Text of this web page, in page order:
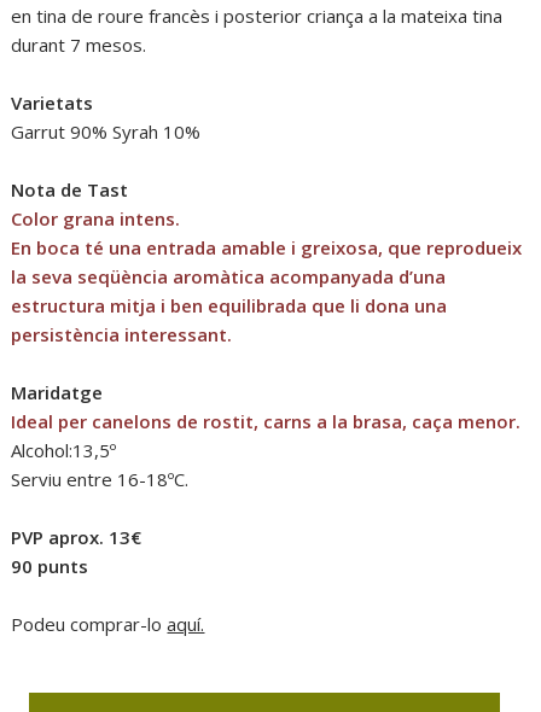
en tina de roure francès i posterior criança a la mateixa tina
durant 7 mesos.
Varietats
Garrut 90% Syrah 10%
Nota de Tast
Color grana intens.
En boca té una entrada amable i greixosa, que reprodueix
la seva seqüència aromàtica acompanyada d’una
estructura mitja i ben equilibrada que li dona una
persistència interessant.
Maridatge
Ideal per canelons de rostit, carns a la brasa, caça menor.
Alcohol:13,5º
Serviu entre 16-18ºC.
PVP aprox. 13€
90 punts
Podeu comprar-loaquí.